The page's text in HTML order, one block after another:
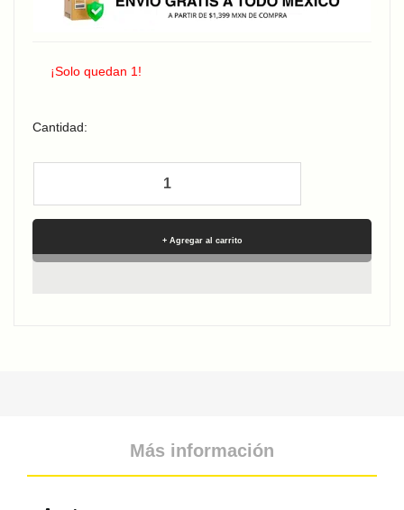
¡Solo quedan 1!
Cantidad:
Agregar al carrito
Más información